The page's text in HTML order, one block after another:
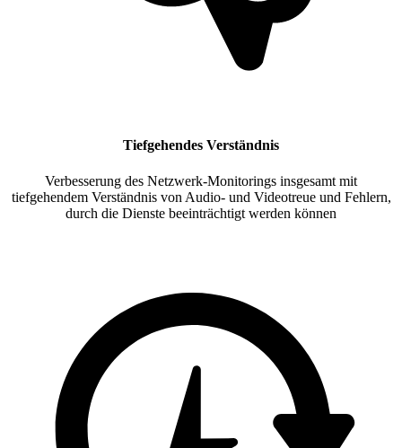
Tiefgehendes Verständnis
Verbesserung des Netzwerk-Monitorings insgesamt mit
tiefgehendem Verständnis von Audio- und Videotreue und Fehlern,
durch die Dienste beeinträchtigt werden können